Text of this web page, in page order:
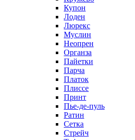
Купон
Лоден
Люрекс
Муслин
Неопрен
Органза
Пайетки
Парча
Платок
Плиссе
Принт
Пье-де-пуль
Ратин
Сетка
Стрейч